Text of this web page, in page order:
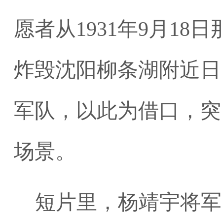
愿者从1931年9月 18 日
炸毁沈阳柳条湖附近
军队，以此为借口，
场景。
短片里，杨靖宇将